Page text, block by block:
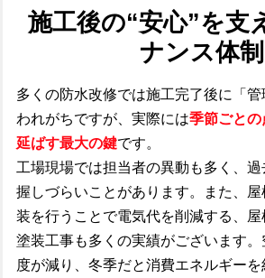
施工後の“安心”を支
ナンス体制
多くの防水改修では施工完了後に「
われがちですが、実際には季節ごと
延ばす最大の鍵です。
工場現場では担当者の異動も多く、
握しづらいことがあります。また、
装を行うことで電気代を削減する、
塗装工事も多くの実績がございます。
度が減り、冬季だと消費エネルギー